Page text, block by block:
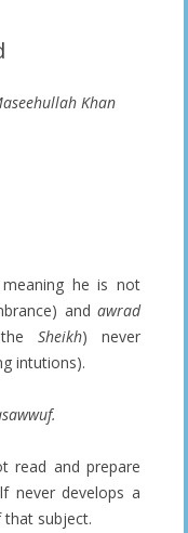
Khan
he is not
andawrad
Sheikh) never
intutions).
read and prepare
never develops a
subject.